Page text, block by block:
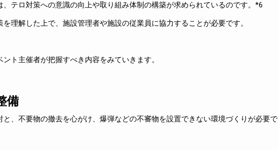
テロ対策への意識の向上や取り組み体制の構築が求められているのです。*6
理解した上で、施設管理者や施設の従業員に協力することが必要です。
ト主催者が把握すべき内容をみていきます。
備
と、不要物の撤去を心がけ、爆弾などの不審物を設置できない環境づくりが必要で